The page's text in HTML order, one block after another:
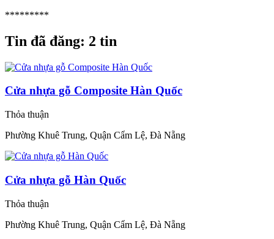
*********
Tin đã đăng: 2 tin
Cửa nhựa gỗ Composite Hàn Quốc
Thỏa thuận
Phường Khuê Trung, Quận Cẩm Lệ, Đà Nẵng
Cửa nhựa gỗ Hàn Quốc
Thỏa thuận
Phường Khuê Trung, Quận Cẩm Lệ, Đà Nẵng